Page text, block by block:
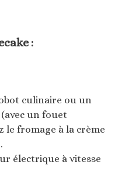
:
culinaire ou un
un fouet
le fromage à la crème
électrique à vitesse